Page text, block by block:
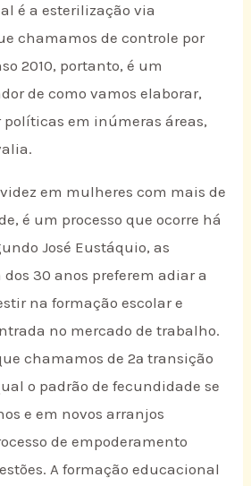
é a esterilização via
chamamos de controle por
2010, portanto, é um
de como vamos elaborar,
em inúmeras áreas,
em mulheres com mais de
é um processo que ocorre há
José Eustáquio, as
30 anos preferem adiar a
na formação escolar e
no mercado de trabalho.
chamamos de 2ª transição
o padrão de fecundidade se
e em novos arranjos
de empoderamento
A formação educacional